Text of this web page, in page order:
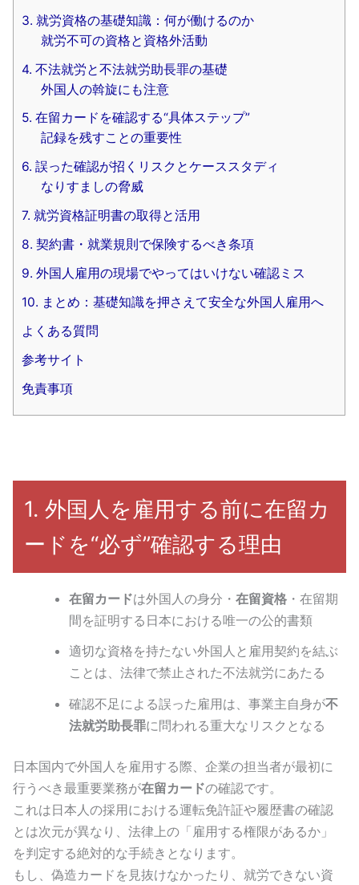
3. 就労資格の基礎知識：何が働けるのか
就労不可の資格と資格外活動
4. 不法就労と不法就労助長罪の基礎
外国人の斡旋にも注意
5. 在留カードを確認する“具体ステップ”
記録を残すことの重要性
6. 誤った確認が招くリスクとケーススタディ
なりすましの脅威
7. 就労資格証明書の取得と活用
8. 契約書・就業規則で保険するべき条項
9. 外国人雇用の現場でやってはいけない確認ミス
10. まとめ：基礎知識を押さえて安全な外国人雇用へ
よくある質問
参考サイト
免責事項
1. 外国人を雇用する前に在留カ
ードを“必ず”確認する理由
在留カードは外国人の身分・ 在留資格・在留期
間を証明する日本における唯一の公的書類
適切な資格を持たない外国人と雇用契約を結ぶ
ことは、法律で禁止された不法就労にあたる
確認不足による誤った雇用は、事業主自身が不
法就労助長罪に問われる重大なリスクとなる
日本国内で外国人を雇用する際、企業の担当者が最初に
行うべき最重要業務が在留カードの確認です。
これは日本人の採用における運転免許証や履歴書の確認
とは次元が異なり、法律上の「雇用する権限があるか」
を判定する絶対的な手続きとなります。
もし、偽造カードを見抜けなかったり、就労できない資